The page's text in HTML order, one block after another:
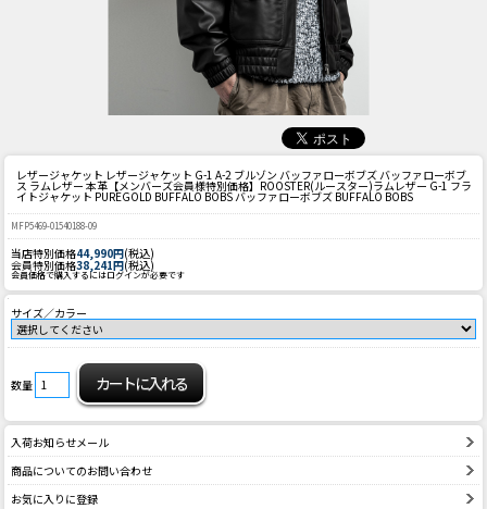
レザージャケット レザージャケット G-1 A-2 ブルゾン バッファローボブズ バッファローボブ
ス ラムレザー 本革 【メンバーズ会員様特別価格】ROOSTER(ルースター)ラムレザー G-1 フラ
イトジャケット PUREGOLD BUFFALO BOBS バッファローボブズ BUFFALO BOBS
MFP5469-01540188-09
当店特別価格44,990円(税込)
会員特別価格38,241円(税込)
会員価格で購入するにはログインが必要です
サイズ／カラー
数量
入荷お知らせメール
商品についてのお問い合わせ
お気に入りに登録